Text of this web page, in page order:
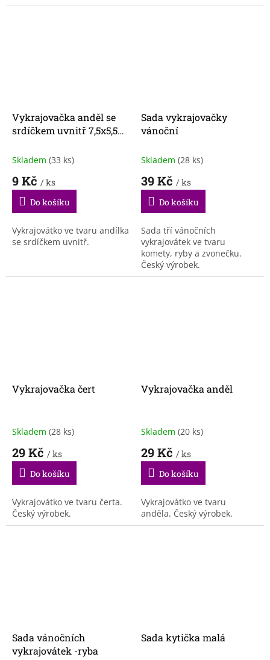
Vykrajovačka anděl se
srdíčkem uvnitř 7,5x5,5
Skladem (33 ks)
9 Kč / ks
Do košíku
Vykrajovátko ve tvaru andílka
se srdíčkem uvnitř.
Sada vykrajovačky
vánoční
Skladem (28 ks)
39 Kč / ks
Do košíku
Sada tří vánočních
vykrajovátek ve tvaru
komety, ryby a zvonečku.
Český výrobek.
Vykrajovačka čert
Skladem (28 ks)
29 Kč / ks
Do košíku
Vykrajovátko ve tvaru čerta.
Český výrobek.
Vykrajovačka anděl
Skladem (20 ks)
29 Kč / ks
Do košíku
Vykrajovátko ve tvaru
anděla. Český výrobek.
Sada vánočních
vykrajovátek -ryba
Sada kytička malá